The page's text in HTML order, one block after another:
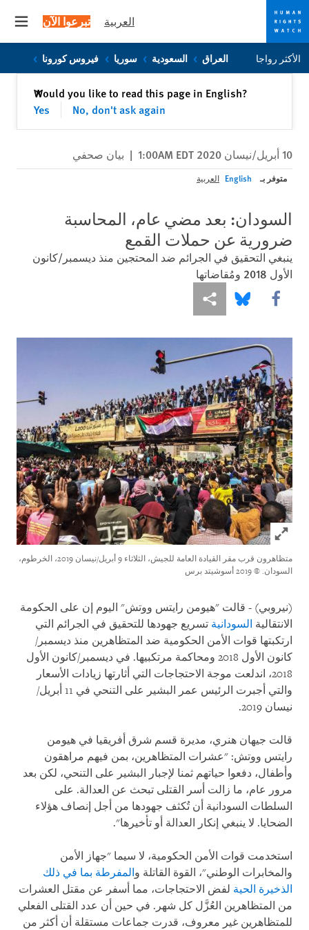
Skip
to
Skip
to
العربية تبرعوا الآن
الأكثر رواجا العراق السعودية سوريا فيروس كورونا
Would you like to read this page in English?
Yes
No, don't ask again
✕إغلاق
10 أبريل/نيسان 2020 1:00AM EDT | بيان صحفي
متوفر بـ English العربية
السودان: بعد مضي عام، المحاسبة
ضرورية عن حملات القمع
ينبغي التحقيق في الجرائم ضد المحتجين منذ ديسمبر/كانون
الأول 2018 ومُقاضاتها
Share this via Facebook
Share this via Bluesky
Share this via مشاركة
Click to expand Image
متظاهرون قرب مقر القيادة العامة للجيش، الثلاثاء 9 أبريل/نيسان 2019، الخرطوم،
السودان. © 2019 أسوشيتد برس
(نيروبي) - قالت "هيومن رايتس ووتش" اليوم إن على الحكومة
الانتقالية السودانية تسريع جهودها للتحقيق في الجرائم التي
ارتكبتها قوات الأمن الحكومية ضد المتظاهرين منذ ديسمبر/
كانون الأول 2018 ومحاكمة مرتكبيها. في ديسمبر/كانون الأول
2018، اندلعت موجة الاحتجاجات التي أثارتها زيادات الأسعار
والتي أجبرت الرئيس عمر البشير على التنحي في 11 أبريل/
نيسان 2019.
قالت جيهان هنري، مديرة قسم شرق أفريقيا في هيومن
رايتس ووتش: "عشرات المتظاهرين، بمن فيهم مراهقون
وأطفال، دفعوا حياتهم ثمنا لإجبار البشير على التنحي، لكن بعد
مرور عام، ما زالت أسر القتلى تبحث عن العدالة. على
السلطات السودانية أن تُكثف جهودها من أجل إنصاف هؤلاء
الضحايا. لا ينبغي إنكار العدالة أو تأخيرها".
استخدمت قوات الأمن الحكومية، لا سيما "جهاز الأمن
والمخابرات الوطني"، القوة القاتلة والمفرطة بما في ذلك
الذخيرة الحية لفض الاحتجاجات، مما أسفر عن مقتل العشرات
من المتظاهرين العُزَّل كل شهر. في حين أن عدد القتلى الفعلي
للمتظاهرين غير معروف، قدرت جماعات مستقلة أن أكثر من